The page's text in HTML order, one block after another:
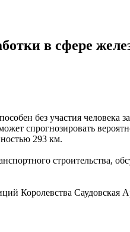
в сфере
без участия человека
спрогнозировать
293 км.
строительства,
Королевства Саудовская